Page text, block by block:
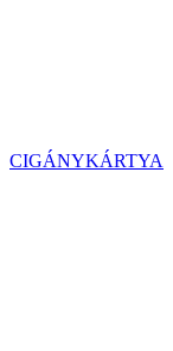
CIGÁNYKÁRTYA